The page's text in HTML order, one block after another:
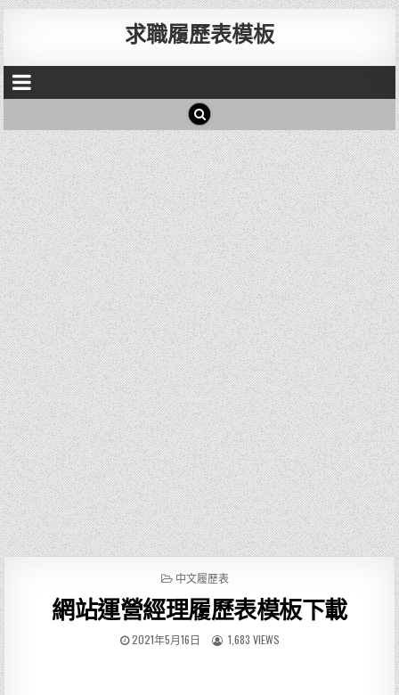
求職履歷表模板
P
S
T
E
中文履歷表
網站運營經理履歷表模板下載
2021年5月16日 1,683 VIEWS